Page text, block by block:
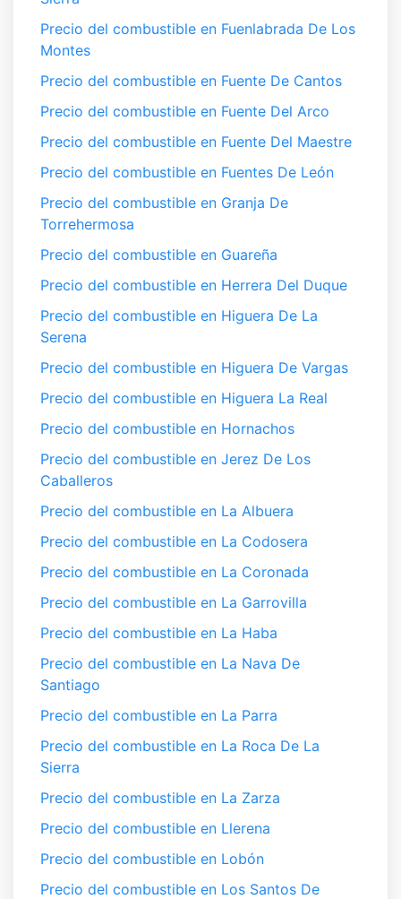
Precio del combustible en Fuenlabrada De Los
Montes
Precio del combustible en Fuente De Cantos
Precio del combustible en Fuente Del Arco
Precio del combustible en Fuente Del Maestre
Precio del combustible en Fuentes De León
Precio del combustible en Granja De
Torrehermosa
Precio del combustible en Guareña
Precio del combustible en Herrera Del Duque
Precio del combustible en Higuera De La
Serena
Precio del combustible en Higuera De Vargas
Precio del combustible en Higuera La Real
Precio del combustible en Hornachos
Precio del combustible en Jerez De Los
Caballeros
Precio del combustible en La Albuera
Precio del combustible en La Codosera
Precio del combustible en La Coronada
Precio del combustible en La Garrovilla
Precio del combustible en La Haba
Precio del combustible en La Nava De
Santiago
Precio del combustible en La Parra
Precio del combustible en La Roca De La
Sierra
Precio del combustible en La Zarza
Precio del combustible en Llerena
Precio del combustible en Lobón
Precio del combustible en Los Santos De